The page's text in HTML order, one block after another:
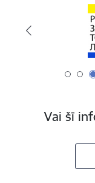
Vai šī